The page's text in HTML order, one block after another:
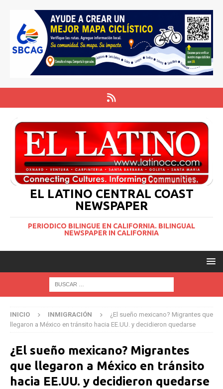
EL LATINO CENTRAL COAST
NEWSPAPER
PERIODICO BILINGUE EN CALIFORNIA. BILINGUAL
NEWSPAPER IN CALIFORNIA
INICIO INMIGRACIÓN
¿El sueño mexicano? Migrantes que
llegaron a México en tránsito hacia EE.UU. y decidieron quedarse
¿El sueño mexicano? Migrantes
que llegaron a México en tránsito
hacia EE.UU. y decidieron quedarse